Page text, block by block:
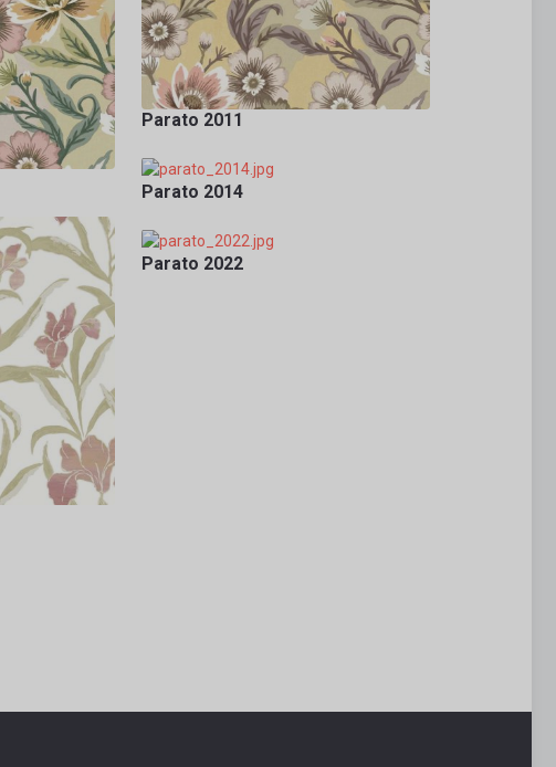
Parato 2011
Parato 2014
Parato 2022